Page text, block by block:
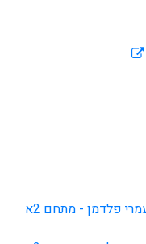
מכתב לתושבים תחילת תפקיד - עמרי פלדמן - מתחם 2א